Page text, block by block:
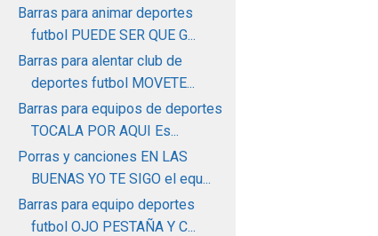
Barras para animar deportes
futbol PUEDE SER QUE G...
Barras para alentar club de
deportes futbol MOVETE...
Barras para equipos de deportes
TOCALA POR AQUI Es...
Porras y canciones EN LAS
BUENAS YO TE SIGO el equ...
Barras para equipo deportes
futbol OJO PESTAÑA Y C...